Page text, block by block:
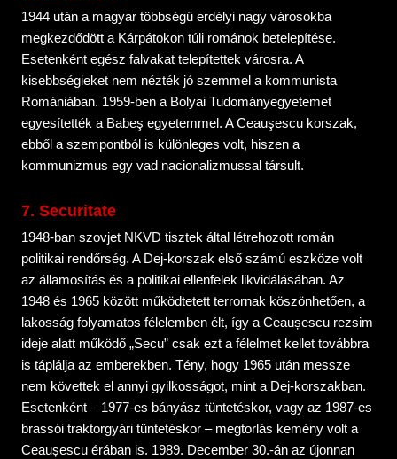
1944 után a magyar többségű erdélyi nagy városokba
megkezdődött a Kárpátokon túli románok betelepítése.
Esetenként egész falvakat telepítettek városra. A
kisebbségieket nem nézték jó szemmel a kommunista
Romániában. 1959-ben a Bolyai Tudományegyetemet
egyesítették a Babeş egyetemmel. A Ceauşescu korszak,
ebből a szempontból is különleges volt, hiszen a
kommunizmus egy vad nacionalizmussal társult.
7. Securitate
1948-ban szovjet NKVD tisztek által létrehozott román
politikai rendőrség. A Dej-korszak első számú eszköze volt
az államosítás és a politikai ellenfelek likvidálásában. Az
1948 és 1965 között működtetett terrornak köszönhetően, a
lakosság folyamatos félelemben élt, így a Ceaușescu rezsim
ideje alatt működő „Secu” csak ezt a félelmet kellet továbbra
is táplálja az emberekben. Tény, hogy 1965 után messze
nem követtek el annyi gyilkosságot, mint a Dej-korszakban.
Esetenként – 1977-es bányász tüntetéskor, vagy az 1987-es
brassói traktorgyári tüntetéskor – megtorlás kemény volt a
Ceaușescu érában is. 1989. December 30.-án az újonnan